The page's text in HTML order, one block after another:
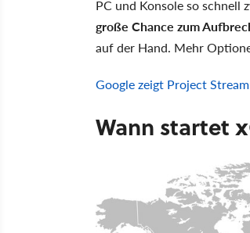
PC und Konsole so schnell
große Chance zum
auf der Hand. Mehr
Google zeigt Project
Wann startet